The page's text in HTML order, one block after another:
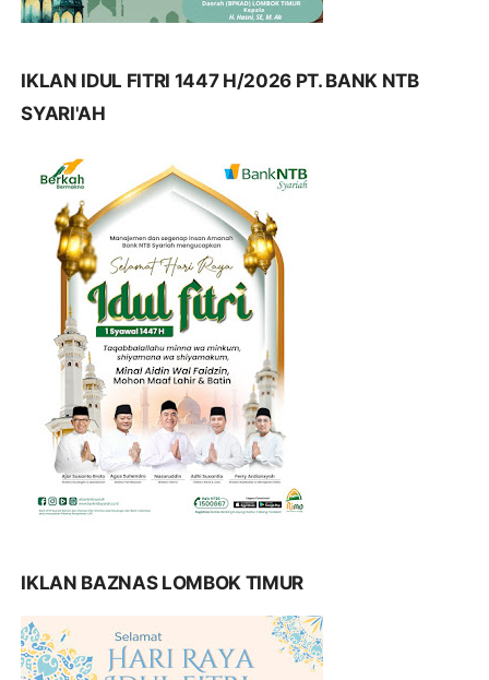
IKLAN IDUL FITRI 1447 H/2026 PT. BANK NTB
SYARI'AH
IKLAN BAZNAS LOMBOK TIMUR